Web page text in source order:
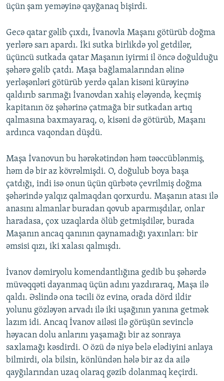
üçün şam yeməyinə qayğanaq bişirdi.
Gecə qatar gəlib çıxdı, İvanovla Maşanı götürüb doğma
yerlərə sarı apardı. İki sutka birlikdə yol getdilər,
üçüncü sutkada qatar Maşanın iyirmi il öncə doğulduğu
şəhərə gəlib çatdı. Maşa bağlamalarından əlinə
yerləşənləri götürüb yerdə qalan kisəni kürəyinə
qaldırıb sarımağı İvanovdan xahiş eləyəndə, keçmiş
kapitanın öz şəhərinə çatmağa bir sutkadan artıq
qalmasına baxmayaraq, o, kisəni də götürüb, Maşanı
ardınca vaqondan düşdü.
Maşa İvanovun bu hərəkətindən həm təəccüblənmiş,
həm də bir az kövrəlmişdi. O, doğulub boya başa
çatdığı, indi isə onun üçün qürbətə çevrilmiş doğma
şəhərində yalqız qalmaqdan qorxurdu. Maşanın atası ilə
anasını almanlar buradan qovub aparmışdılar, onlar
haradasa, çox uzaqlarda ölüb getmişdilər, burada
Maşanın ancaq qanının qaynamadığı yaxınları: bir
əmsisi qızı, iki xalası qalmışdı.
İvanov dəmiryolu komendantlığına gedib bu şəhərdə
müvəqqəti dayanmaq üçün adını yazdıraraq, Maşa ilə
qaldı. Əslində ona təcili öz evinə, orada dörd ildir
yolunu gözləyən arvadı ilə iki uşağının yanına getmək
lazım idi. Ancaq İvanov ailəsi ilə görüşün sevinclə
həyacan dolu anlarını yaşamağı bir az sonraya
saxlamağı kəsdirdi. O özü də niyə belə elədiyini anlaya
bilmirdi, ola bilsin, könlündən hələ bir az da ailə
qayğılarından uzaq olaraq gəzib dolanmaq keçirdi.